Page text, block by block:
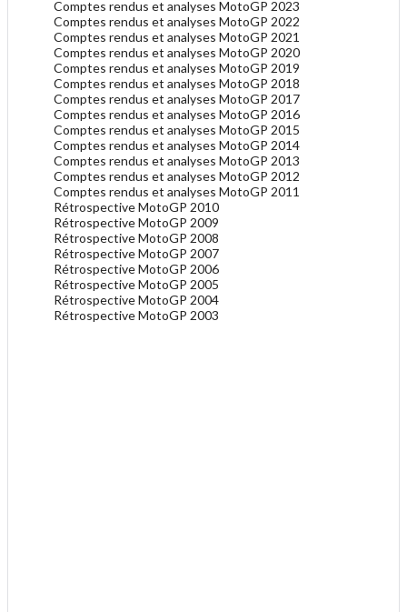
Comptes rendus et analyses MotoGP 2023
Comptes rendus et analyses MotoGP 2022
Comptes rendus et analyses MotoGP 2021
Comptes rendus et analyses MotoGP 2020
Comptes rendus et analyses MotoGP 2019
Comptes rendus et analyses MotoGP 2018
Comptes rendus et analyses MotoGP 2017
Comptes rendus et analyses MotoGP 2016
Comptes rendus et analyses MotoGP 2015
Comptes rendus et analyses MotoGP 2014
Comptes rendus et analyses MotoGP 2013
Comptes rendus et analyses MotoGP 2012
Comptes rendus et analyses MotoGP 2011
Rétrospective MotoGP 2010
Rétrospective MotoGP 2009
Rétrospective MotoGP 2008
Rétrospective MotoGP 2007
Rétrospective MotoGP 2006
Rétrospective MotoGP 2005
Rétrospective MotoGP 2004
Rétrospective MotoGP 2003